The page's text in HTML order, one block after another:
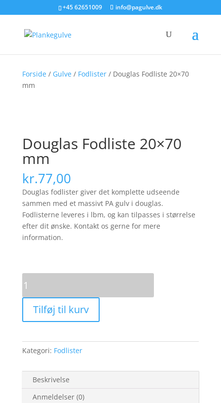
+45 62651009 info@pagulve.dk
Forside/ Gulve/ Fodlister/ Douglas Fodliste 20×70
mm
Douglas Fodliste 20×70
mm
kr.77,00
Douglas fodlister giver det komplette udseende
sammen med et massivt PA gulv i douglas.
Fodlisterne leveres i lbm, og kan tilpasses i størrelse
efter dit ønske. Kontakt os gerne for mere
information.
Fodliste
20x70
antal
Tilføj til kurv
Kategori: Fodlister
Beskrivelse
Anmeldelser (0)